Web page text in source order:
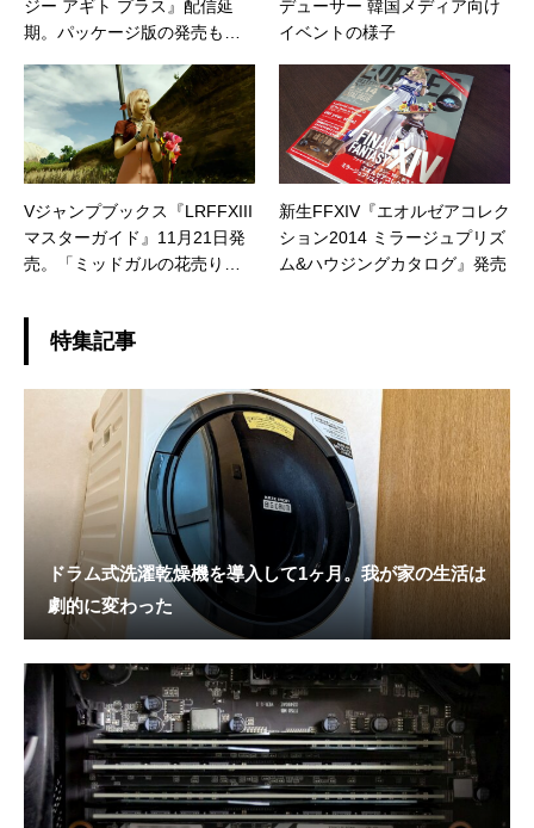
ジー アギト プラス』配信延
期。パッケージ版の発売も未
デューサー 韓国メディア向け
イベントの様子
Vジャンプブックス『LRFFXIII
マスターガイド』11月21日発
売。「ミッドガルの花売り」
新生FFXIV『エオルゼアコレク
ション2014 ミラージュプリズ
ム&ハウジングカタログ』発売
特集記事
ドラム式洗濯乾燥機を導入して1ヶ月。我が家の生活は
劇的に変わった